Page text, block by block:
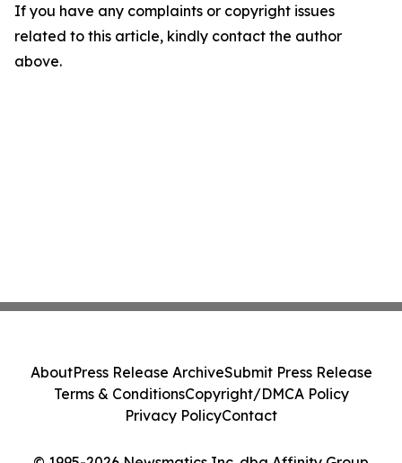
If you have any complaints or copyright issues
related to this article, kindly contact the author
above.
AboutPress Release ArchiveSubmit Press Release
Terms & ConditionsCopyright/DMCA Policy
Privacy PolicyContact